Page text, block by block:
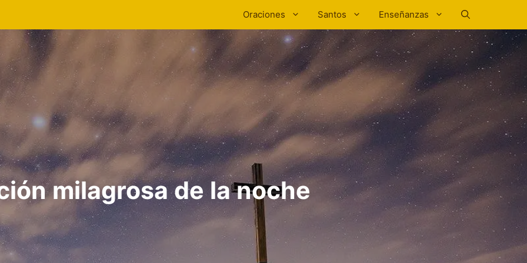
Oraciones Santos Enseñanzas
milagrosa de la noche